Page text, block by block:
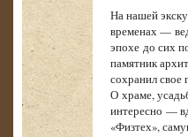
На нашей
временах —
эпохе до сих
памятник
сохранил свое
О храме,
интересно —
«Физтех»,